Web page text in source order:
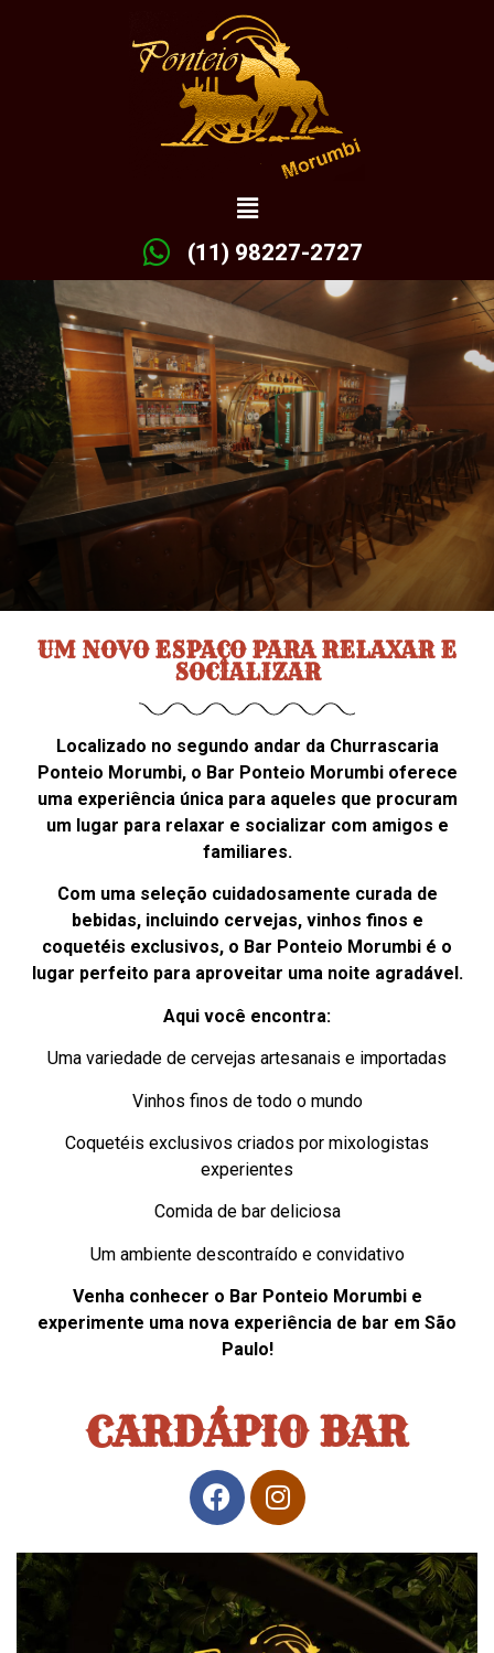
(11) 98227-2727
UM NOVO ESPAÇO PARA RELAXAR E
SOCIALIZAR
Localizado no segundo andar da Churrascaria
Ponteio Morumbi, o Bar Ponteio Morumbi oferece
uma experiência única para aqueles que procuram
um lugar para relaxar e socializar com amigos e
familiares.
Com uma seleção cuidadosamente curada de
bebidas, incluindo cervejas, vinhos finos e
coquetéis exclusivos, o Bar Ponteio Morumbi é o
lugar perfeito para aproveitar uma noite agradável.
Aqui você encontra:
Uma variedade de cervejas artesanais e importadas
Vinhos finos de todo o mundo
Coquetéis exclusivos criados por mixologistas
experientes
Comida de bar deliciosa
Um ambiente descontraído e convidativo
Venha conhecer o Bar Ponteio Morumbi e
experimente uma nova experiência de bar em São
Paulo!
CARDÁPIO BAR